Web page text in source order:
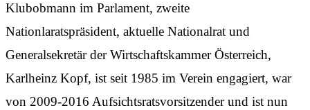
Klubobmann im Parlament, zweite
Nationlaratspräsident, aktuelle Nationalrat und
Generalsekretär der Wirtschaftskammer Österreich,
Karlheinz Kopf, ist seit 1985 im Verein engagiert, war
von 2009-2016 Aufsichtsratsvorsitzender und ist nun